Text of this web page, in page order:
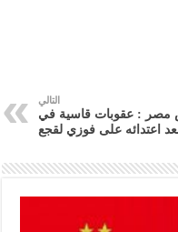
التالي
مصر : عقوبات قاسية في
بعد اعتدائه على فوزي لقجع